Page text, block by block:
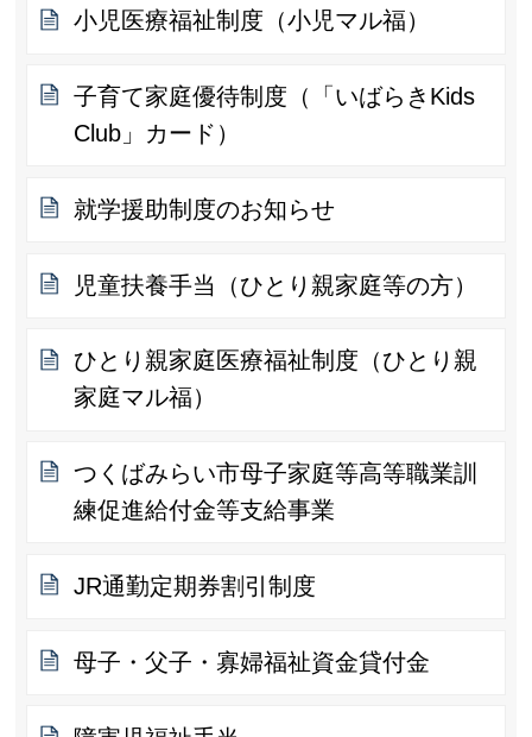
小児医療福祉制度（小児マル福）
子育て家庭優待制度（「いばらきKids
Club」カード）
就学援助制度のお知らせ
児童扶養手当（ひとり親家庭等の方）
ひとり親家庭医療福祉制度（ひとり親
家庭マル福）
つくばみらい市母子家庭等高等職業訓
練促進給付金等支給事業
JR通勤定期券割引制度
母子・父子・寡婦福祉資金貸付金